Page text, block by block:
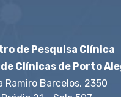
de Pesquisa Clínica
Clínicas de Porto
Ramiro Barcelos, 2350